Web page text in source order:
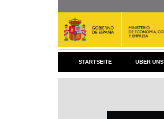
STARTSEITE ÜBER UNS